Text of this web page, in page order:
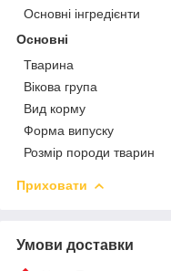
Основні інгредієнти
Основні
Тварина
Вікова група
Вид корму
Форма випуску
Розмір породи тварин
Приховати
Умови доставки